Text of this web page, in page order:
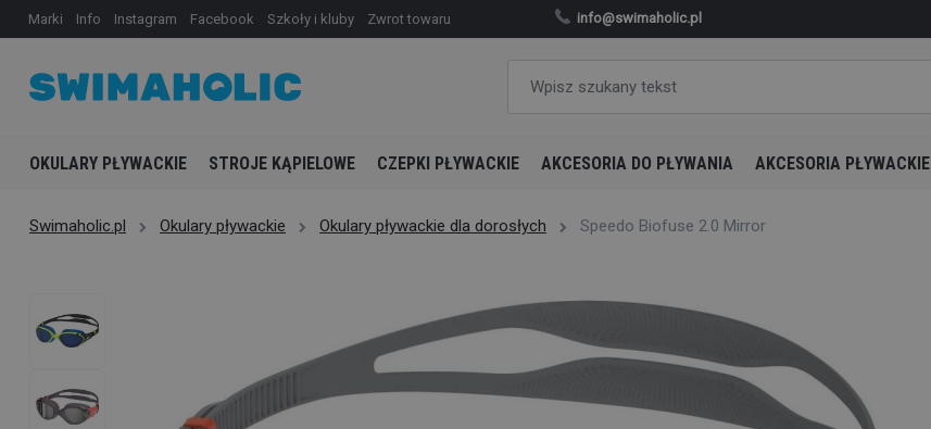
Marki Info Instagram Facebook Szkoły i kluby Zwrot towaru info@swimaholic.pl
OKULARY PŁYWACKIE STROJE KĄPIELOWE CZEPKI PŁYWACKIE AKCESORIA DO PŁYWANIA AKCESORIA PŁYWACKIE
Swimaholic.pl Okulary pływackie Okulary pływackie dla dorosłych Speedo Biofuse 2.0 Mirror